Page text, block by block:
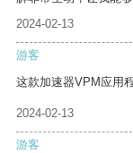
2024-02-13
游客
这款加速器VPM应用
2024-02-13
游客